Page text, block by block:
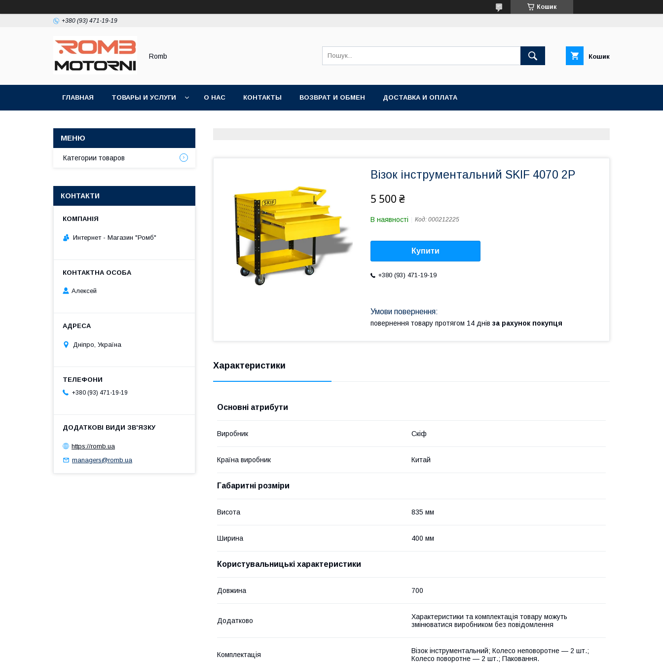
Кошик
+380 (93) 471-19-19
Romb Кошик
ГЛАВНАЯ ТОВАРЫ И УСЛУГИ О НАС КОНТАКТЫ ВОЗВРАТ И ОБМЕН ДОСТАВКА И ОПЛАТА
Візок інструментальний SKIF 4070 2P
5 500 ₴
В наявності Код: 000212225
Купити
+380 (93) 471-19-19
повернення товару протягом 14 днів за рахунок покупця
Характеристики
Основні атрибути
Виробник Скіф
Країна виробник Китай
Габаритні розміри
Висота 835 мм
Ширина 400 мм
Користувальницькі характеристики
Довжина 700
Додатково
Характеристики та комплектація товару можуть
змінюватися виробником без повідомлення
Комплектація
Візок інструментальний; Колесо неповоротне — 2 шт.;
Колесо поворотне — 2 шт.; Паковання.
Категории товаров
КОНТАКТИ
Интернет - Магазин "Ромб"
Алексей
Дніпро, Україна
+380 (93) 471-19-19
https://romb.ua
managers@romb.ua